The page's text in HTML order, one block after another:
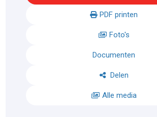
PDF printen
Foto's
Documenten
Delen
Alle media